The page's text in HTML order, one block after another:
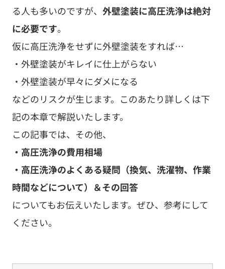
る人も多いのですが、 外壁塗装に高圧洗浄は絶対
に必要です。
仮に高圧洗浄をせずに外壁塗装をすれば…
・外壁塗装がキレイに仕上がらない
・外壁塗装が早々にダメになる
などのリスクが生じます。このあたり詳しくは下
記の本章で解説いたします。
この記事では、その他、
・高圧洗浄の費用相場
・高圧洗浄のよくある疑問（換気、洗濯物、作業
時間などについて）＆その回答
についてもお伝えいたします。ぜひ、参考にして
ください。